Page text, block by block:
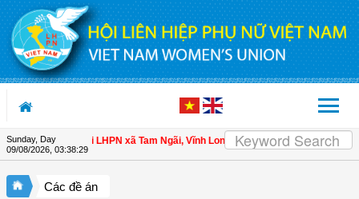
Skip to Content
Sunday, Day
09/08/2026, 03:38:30
viên | Hội LHPN xã Tam Ngãi, Vĩnh Long sơ kết công tác Hội và phong trào
Các đề án